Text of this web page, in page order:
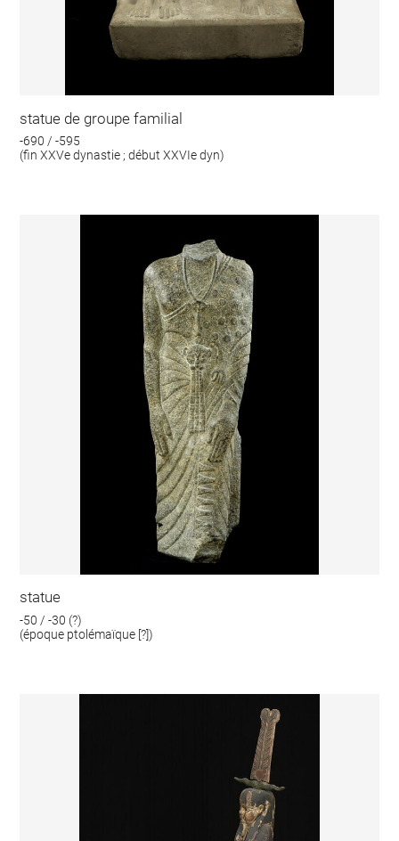
statue de groupe familial
-690 / -595
(fin XXVe dynastie ; début XXVIe dyn)
statue
-50 / -30 (?)
(époque ptolémaïque [?])